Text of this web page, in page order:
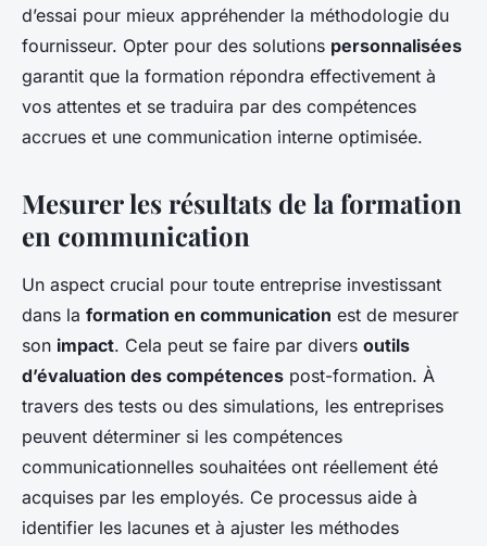
d’essai pour mieux appréhender la méthodologie du
fournisseur. Opter pour des solutions personnalisées
garantit que la formation répondra effectivement à
vos attentes et se traduira par des compétences
accrues et une communication interne optimisée.
Mesurer les résultats de la formation
en communication
Un aspect crucial pour toute entreprise investissant
dans la formation en communication est de mesurer
son impact. Cela peut se faire par divers outils
d’évaluation des compétences post-formation. À
travers des tests ou des simulations, les entreprises
peuvent déterminer si les compétences
communicationnelles souhaitées ont réellement été
acquises par les employés. Ce processus aide à
identifier les lacunes et à ajuster les méthodes